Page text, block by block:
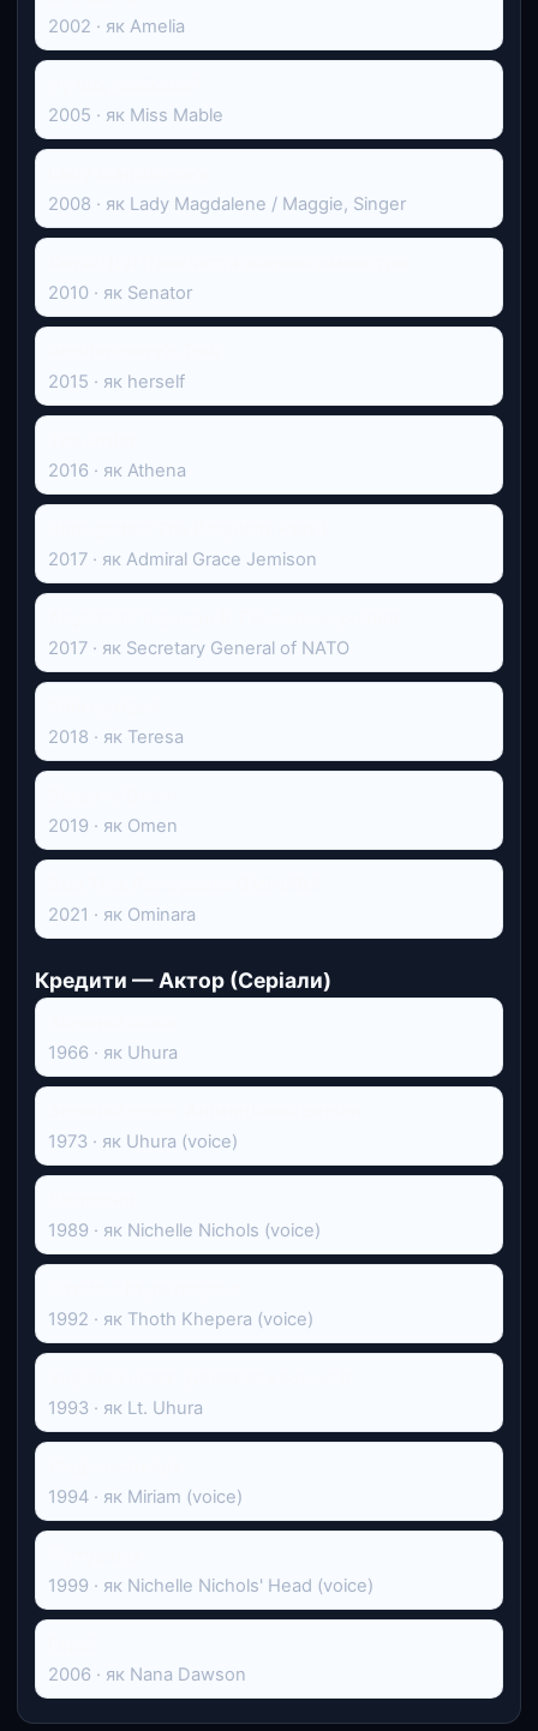
2002 · як Amelia
2005 · як Miss Mable
2008 · як Lady Magdalene / Maggie, Singer
2010 · як Senator
2015 · як herself
2016 · як Athena
2017 · як Admiral Grace Jemison
2017 · як Secretary General of NATO
2018 · як Teresa
2019 · як Omen
2021 · як Ominara
Кредити — Актор (Серіали)
1966 · як Uhura
1973 · як Uhura (voice)
1989 · як Nichelle Nichols (voice)
1992 · як Thoth Khepera (voice)
1993 · як Lt. Uhura
1994 · як Miriam (voice)
1999 · як Nichelle Nichols' Head (voice)
2006 · як Nana Dawson